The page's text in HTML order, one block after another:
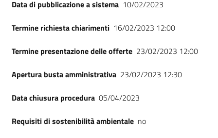
Data di pubblicazione a sistema 10/02/2023
Termine richiesta chiarimenti 16/02/2023 12:00
Termine presentazione delle offerte 23/02/2023 12:00
Apertura busta amministrativa 23/02/2023 12:30
Data chiusura procedura 05/04/2023
Requisiti di sostenibilità ambientale no